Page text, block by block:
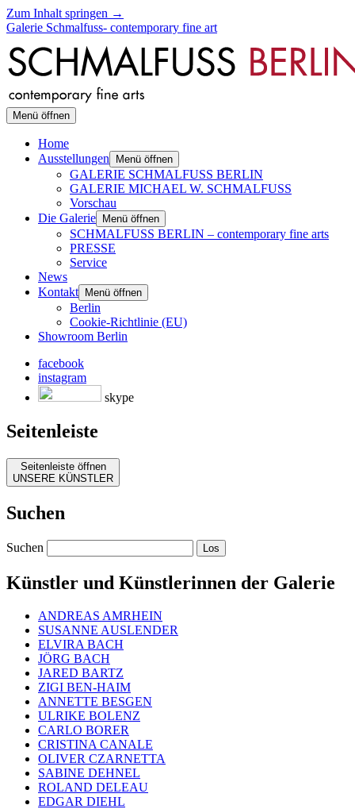
Zum Inhalt springen →
Galerie Schmalfuss- contemporary fine art
Menü öffnen
Home
Ausstellungen
Menü öffnen
GALERIE SCHMALFUSS BERLIN
GALERIE MICHAEL W. SCHMALFUSS
Vorschau
Die Galerie
Menü öffnen
SCHMALFUSS BERLIN – contemporary fine arts
PRESSE
Service
News
Kontakt
Menü öffnen
Berlin
Cookie-Richtlinie (EU)
Showroom Berlin
facebook
instagram
skype
Seitenleiste
Seitenleiste öffnen
UNSERE KÜNSTLER
Suchen
Suchen
Künstler und Künstlerinnen der Galerie
ANDREAS AMRHEIN
SUSANNE AUSLENDER
ELVIRA BACH
JÖRG BACH
JARED BARTZ
ZIGI BEN-HAIM
ANNETTE BESGEN
ULRIKE BOLENZ
CARLO BORER
CRISTINA CANALE
OLIVER CZARNETTA
SABINE DEHNEL
ROLAND DELEAU
EDGAR DIEHL